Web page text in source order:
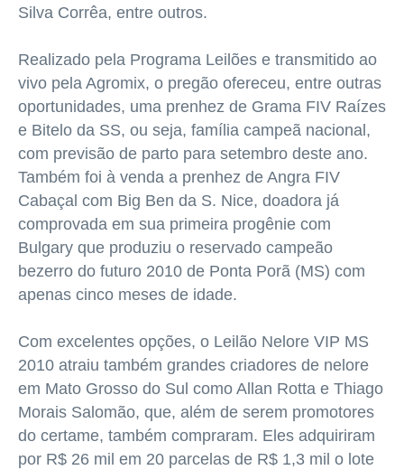
Silva Corrêa, entre outros.
Realizado pela Programa Leilões e transmitido ao
vivo pela Agromix, o pregão ofereceu, entre outras
oportunidades, uma prenhez de Grama FIV Raízes
e Bitelo da SS, ou seja, família campeã nacional,
com previsão de parto para setembro deste ano.
Também foi à venda a prenhez de Angra FIV
Cabaçal com Big Ben da S. Nice, doadora já
comprovada em sua primeira progênie com
Bulgary que produziu o reservado campeão
bezerro do futuro 2010 de Ponta Porã (MS) com
apenas cinco meses de idade.
Com excelentes opções, o Leilão Nelore VIP MS
2010 atraiu também grandes criadores de nelore
em Mato Grosso do Sul como Allan Rotta e Thiago
Morais Salomão, que, além de serem promotores
do certame, também compraram. Eles adquiriram
por R$ 26 mil em 20 parcelas de R$ 1,3 mil o lote